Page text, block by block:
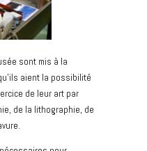
sont mis à la
aient la possibilité
de leur art par
de la lithographie, de